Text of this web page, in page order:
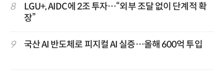
8
LGU+, AIDC에 2조 투자…“외부 조달 없이 단계적 확
장”
9 국산 AI 반도체로 피지컬 AI 실증…올해 600억 투입